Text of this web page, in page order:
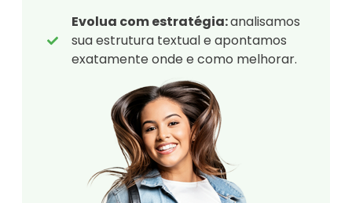
Evolua com estratégia:analisamos
sua estrutura textual e apontamos
exatamente onde e como melhorar.